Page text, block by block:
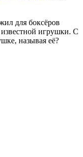
для боксёров
игрушки. С
называя её?